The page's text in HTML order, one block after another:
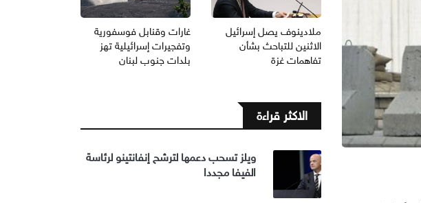
ملادينوف يصل إسرائيل
الاثنين للتباحث بشأن
تفاهمات غزة
غارات وقنابل فوسفورية
وتفجيرات إسرائيلية تهز
بلدات جنوب لبنان
الاكثر قراءة
ويلز تسحب دعمها لترشح إنفانتينو لرئاسة
الفيفا مجددا